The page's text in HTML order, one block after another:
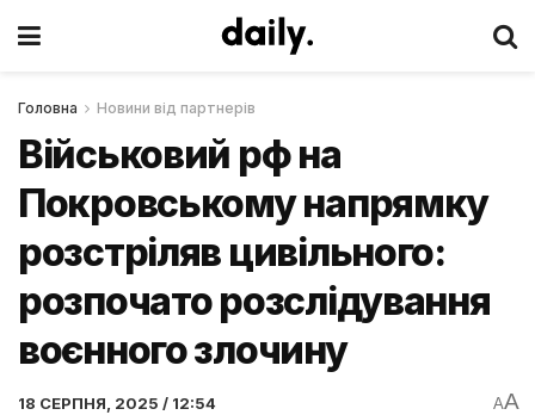
Головна Новини від партнерів
Військовий рф на
Покровському напрямку
розстріляв цивільного:
розпочато розслідування
воєнного злочину
18 СЕРПНЯ, 2025 / 12:54 AA